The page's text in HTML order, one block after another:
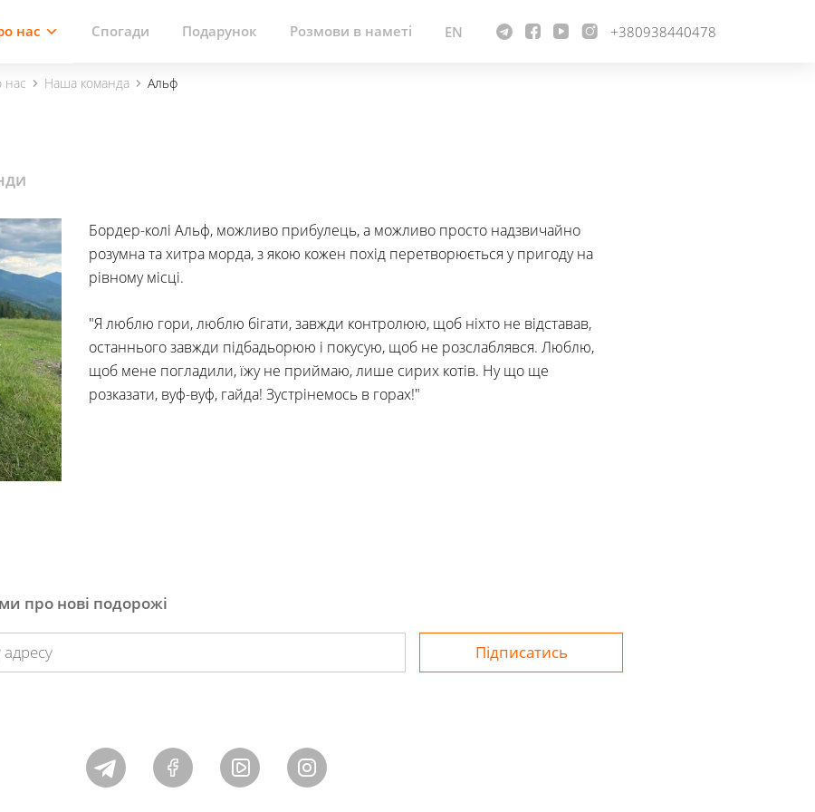
нас Спогади Подарунок Розмови в наметі EN +380938440478
нас Наша команда Альф
Бордер-колі Альф, можливо прибулець, а можливо просто надзвичайно
розумна та хитра морда, з якою кожен похід перетворюється у пригоду на
рівному місці.
"Я люблю гори, люблю бігати, завжди контролюю, щоб ніхто не відставав,
останнього завжди підбадьорюю і покусую, щоб не розслаблявся. Люблю,
щоб мене погладили, їжу не приймаю, лише сирих котів. Ну що ще
розказати, вуф-вуф, гайда! Зустрінемось в горах!"
про нові подорожі